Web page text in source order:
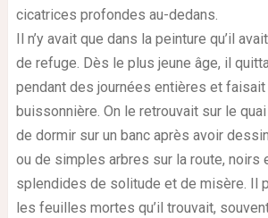
cicatrices profondes au-dedans.
Il n’y avait que dans la peinture qu’il
de refuge. Dès le plus jeune âge, il
pendant des journées entières et faisait
buissonnière. On le retrouvait sur le quai
de dormir sur un banc après avoir
ou de simples arbres sur la route, noirs
splendides de solitude et de misère. Il
les feuilles mortes qu’il trouvait,